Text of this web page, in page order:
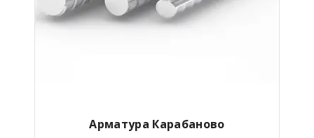
Арматура Карабаново